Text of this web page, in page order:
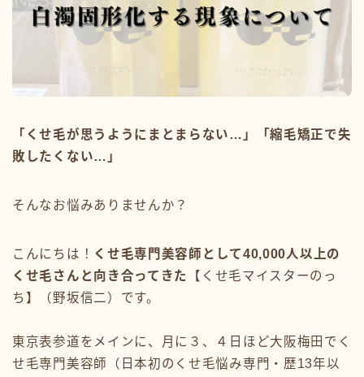
「くせ毛が思うようにまとまらない…」「縮毛矯正で失
敗したくない…」
そんなお悩みありませんか？
こんにちは！ くせ毛専門美容師として40,000人以上の
くせ毛さんと向き合ってきた
【くせ毛マイスターのっ
ち】（野坂信二）です。
東京表参道をメインに、月に３、４日ほど大阪梅田でく
せ毛専門美容師（日本初のくせ毛悩み専門・歴13年以